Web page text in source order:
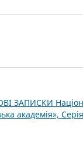
ЗАПИСКИ
акаде­мія»,